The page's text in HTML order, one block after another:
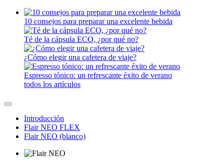
10 consejos para preparar una excelente bebida
Té de la cápsula ECO, ¿por qué no?
¿Cómo elegir una cafetera de viaje?
Espresso tónico: un refrescante éxito de verano
todos los artículos
Introducción
Flair NEO FLEX
Flair NEO (blanco)